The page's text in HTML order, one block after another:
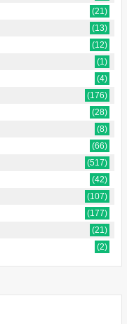
(21)
(13)
(12)
(1)
(4)
(176)
(28)
(8)
(66)
(517)
(42)
(107)
(177)
(21)
(2)